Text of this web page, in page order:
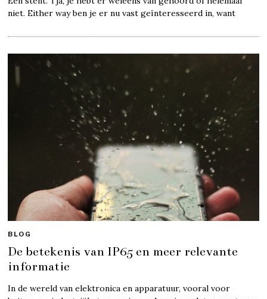
niet. Either way ben je er nu vast geïnteresseerd in, want
BLOG
De betekenis van IP65 en meer relevante
informatie
In de wereld van elektronica en apparatuur, vooral voor